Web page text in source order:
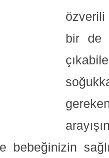
özverili
bir de
bebeğinizin